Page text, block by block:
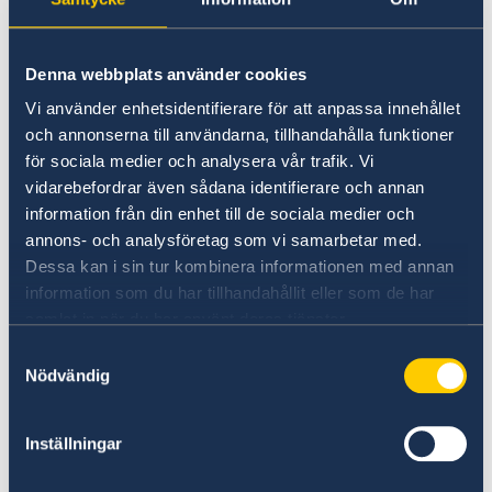
Denna webbplats använder cookies
Vi använder enhetsidentifierare för att anpassa innehållet
och annonserna till användarna, tillhandahålla funktioner
för sociala medier och analysera vår trafik. Vi
vidarebefordrar även sådana identifierare och annan
information från din enhet till de sociala medier och
annons- och analysföretag som vi samarbetar med.
Dessa kan i sin tur kombinera informationen med annan
information som du har tillhandahållit eller som de har
Nödvändig
Inställningar
dokument:
medborgarskap, underskrivet av
föräldrarnaoch barnet om det är över 12
år
Utskrift av registrerte opplysninger på
barn och föräldrar
Födelseattest för barnet där båda
föräldrarnas namn framgår
Intyg om vilka som är vårdnadshavare till
barnet
Kopia av båda föräldrarnas pass/giltig id-
Kopia av barnets pass/id-handling om
sådant finns